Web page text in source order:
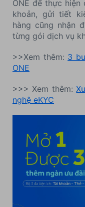
ONE để thực hiện
khoản, gửi tiết
hàng cũng nhận
từng gói dịch vụ
>>Xem thêm: 3
ONE
>>> Xem thêm:
nghệ eKYC